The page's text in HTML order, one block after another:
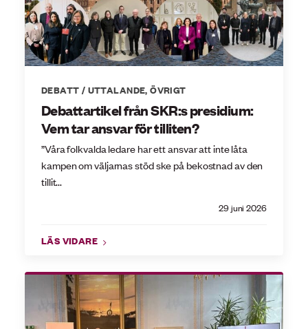
DEBATT / UTTALANDE,ÖVRIGT
Debattartikel från SKR:s presidium:
Vem tar ansvar för tilliten?
29 juni 2026
”Våra folkvalda ledare har ett ansvar att inte låta
kampen om väljarnas stöd ske på bekostnad av den
tillit...
LÄS VIDARE